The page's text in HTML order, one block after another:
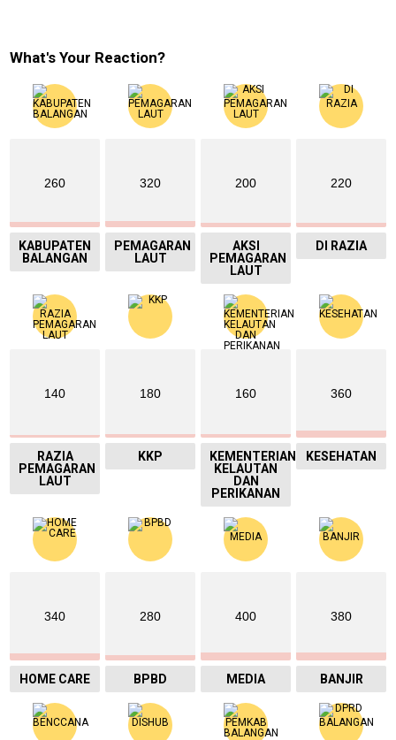
What's Your Reaction?
260
KABUPATEN
BALANGAN
320
PEMAGARAN
LAUT
200
AKSI
PEMAGARAN
LAUT
220
DI RAZIA
140
RAZIA
PEMAGARAN
LAUT
180
KKP
160
KEMENTERIAN
KELAUTAN
DAN
PERIKANAN
360
KESEHATAN
340
HOME CARE
280
BPBD
400
MEDIA
380
BANJIR